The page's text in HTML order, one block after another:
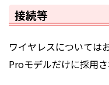
接続等
ワイヤレスについては
Proモデルだけに採用さ